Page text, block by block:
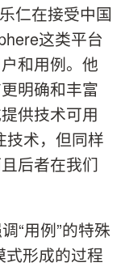
仁在接受中国
这类平台
和用例。他
明确和丰富
供技术可用
技术，但同样
后者在我们
“用例”的特殊
式形成的过程